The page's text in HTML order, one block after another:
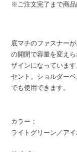
※ご注文完了まで商品
底マチのファスナー
の開閉で容量を変え
ザインになっていま
セント。ショルダー
でも使用できます。
カラー：
ライトグリーン／ア